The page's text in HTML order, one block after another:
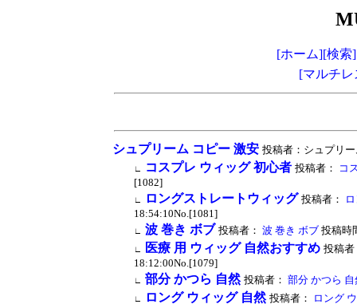
[ホーム][検索]
[マルチ
シュプリーム コピー 激安 投稿者：シュプリ
∟ コスプレ ウィッグ 初心者 投稿者：
コ
[1082]
∟ ロングストレートウィッグ 投稿者：
18:54:10No.[1081]
∟ 波 巻き ボブ 投稿者： 波 巻き ボブ 投稿時
∟ 医療 用 ウィッグ 自然おすすめ 投稿者
18:12:00No.[1079]
∟ 部分 かつら 自然 投稿者： 部分 かつら 自
∟ ロング ウィッグ 自然 投稿者： ロング